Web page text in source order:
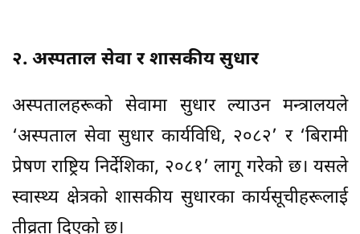
२. अस्पताल सेवा र शासकीय सुधार
अस्पतालहरूको सेवामा सुधार ल्याउन मन्त्रालयले
‘अस्पताल सेवा सुधार कार्यविधि, २०८२’ र ‘बिरामी
प्रेषण राष्ट्रिय निर्देशिका, २०८१’ लागू गरेको छ। यसले
स्वास्थ्य क्षेत्रको शासकीय सुधारका कार्यसूचीहरूलाई
तीव्रता दिएको छ।